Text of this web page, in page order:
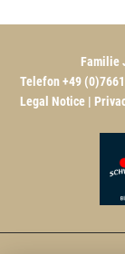
Familie
Telefon +49
Legal Notice|